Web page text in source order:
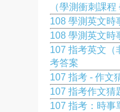
（學測衝刺課程
108 學測英文時
108 學測英文時
107 指考英文（
考答案
107 指考 - 作文
107 指考作文猜
107 指考：時事